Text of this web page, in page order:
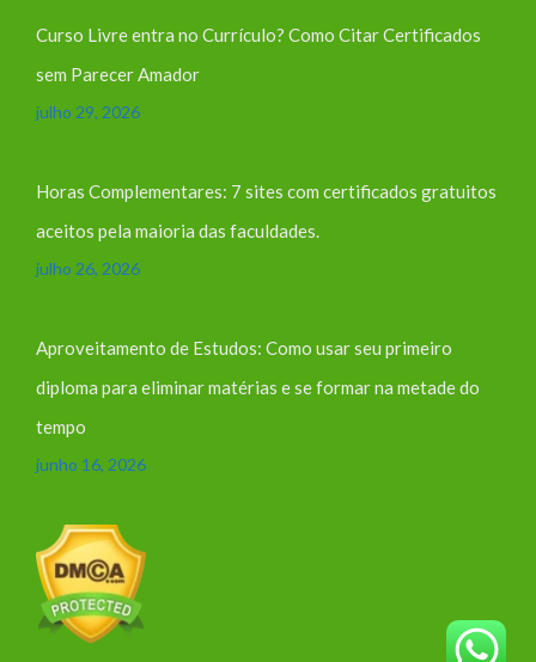
Curso Livre entra no Currículo? Como Citar Certificados
sem Parecer Amador
julho 29, 2026
Horas Complementares: 7 sites com certificados gratuitos
aceitos pela maioria das faculdades.
julho 26, 2026
Aproveitamento de Estudos: Como usar seu primeiro
diploma para eliminar matérias e se formar na metade do
tempo
junho 16, 2026